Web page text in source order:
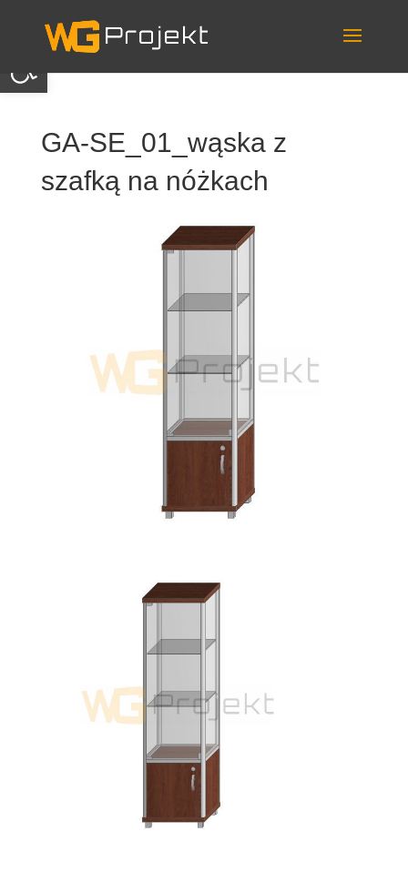
Otwórz pasek narzędzi
content
GA-SE_01_wąska z
szafką na nóżkach